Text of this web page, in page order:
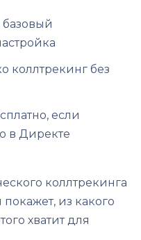
коллтрекинг без
если
в Директе
коллтрекинга
из какого
хватит для